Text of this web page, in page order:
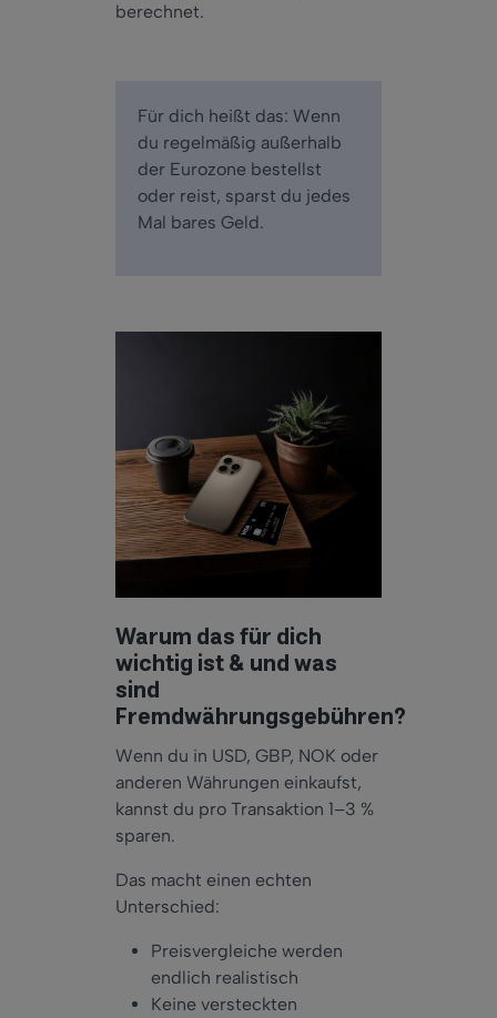
berechnet.
Für dich heißt das: Wenn
du regelmäßig außerhalb
der Eurozone bestellst
oder reist, sparst du jedes
Mal bares Geld.
Warum das für dich
wichtig ist & und was
sind
Fremdwährungsgebühren?
Wenn du in USD, GBP, NOK oder
anderen Währungen einkaufst,
kannst du pro Transaktion 1–3 %
sparen.
Das macht einen echten
Unterschied:
Preisvergleiche werden
endlich realistisch
Keine versteckten